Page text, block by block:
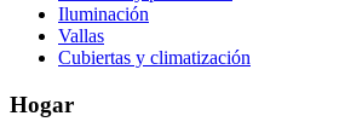
Iluminación
Vallas
Cubiertas y climatización
Hogar